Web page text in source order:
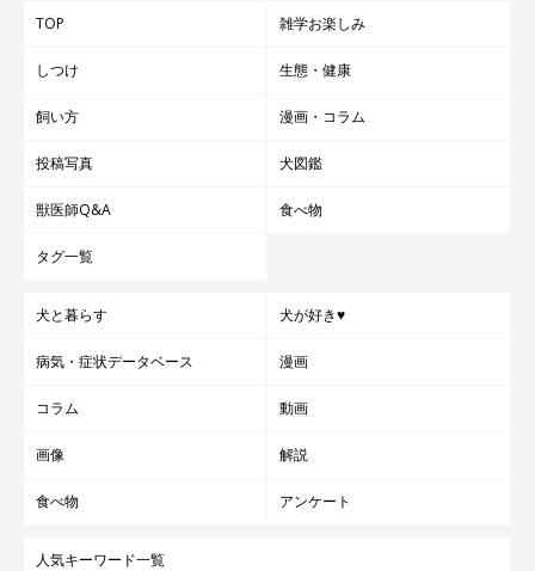
TOP 雑学お楽しみ
しつけ 生態・健康
飼い方 漫画・コラム
投稿写真 犬図鑑
獣医師Q&A 食べ物
タグ一覧
犬と暮らす 犬が好き♥
病気・症状データベース 漫画
コラム 動画
画像 解説
食べ物 アンケート
人気キーワード一覧